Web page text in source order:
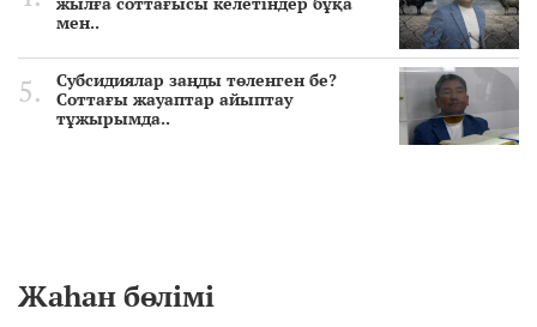
мен..
Субсидиялар заңды төленген бе?
Соттағы жауаптар айыптау
тұжырымда..
Жаһан бөлімі